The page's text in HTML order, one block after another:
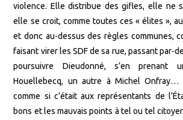
violence. Elle distribue des gifles, elle ne
elle se croit, comme toutes ces « élites »,
et donc au-dessus des règles communes,
faisant virer les SDF de sa rue, passant par-
poursuivre Dieudonné, s’en
Houellebecq, un autre à Michel Onfray…
comme si c’était aux représentants de
bons et les mauvais points à tel ou tel